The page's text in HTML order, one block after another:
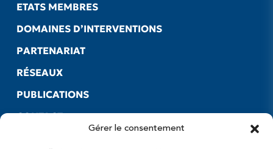
Gérer le consentement
ETATS MEMBRES
DOMAINES D’INTERVENTIONS
PARTENARIAT
RÉSEAUX
PUBLICATIONS
CONTACT